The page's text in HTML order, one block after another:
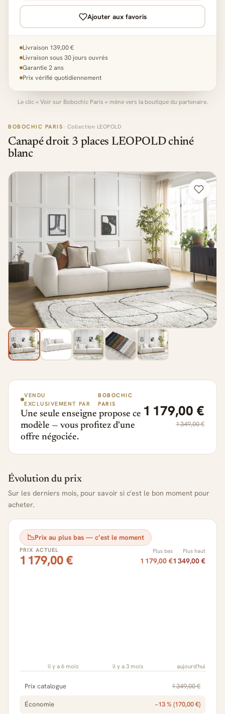
BOBOCHIC PARIS · Collection LEOPOLD
Canapé droit 3 places LEOPOLD chiné
blanc
VENDU
EXCLUSIVEMENT PAR
BOBOCHIC
PARIS
Une seule enseigne propose ce
modèle — vous profitez d'une
offre négociée.
1 179,00 €
1 349,00 €
Évolution du prix
Sur les derniers mois, pour savoir si c'est le bon moment pour
acheter.
📉Prix au plus bas — c’est le moment
PRIX ACTUEL
1 179,00 €
Plus bas
1 179,00 €
Plus haut
1 349,00 €
il y a 6 mois il y a 3 mois aujourd'hui
Prix catalogue 1 349,00 €
Économie −13 % (170,00 €)
Ajouter aux favoris
Livraison 139,00 €
Livraison sous 30 jours ouvrés
Garantie 2 ans
Prix vérifié quotidiennement
Le clic « Voir sur Bobochic Paris » mène vers la boutique du partenaire.